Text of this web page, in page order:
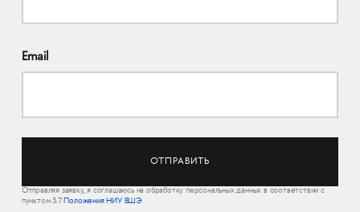
Email
Отправляя заявку, я соглашаюсь на обработку персональных данных в соответствии с
пунктом 3.7Положения НИУ ВШЭ